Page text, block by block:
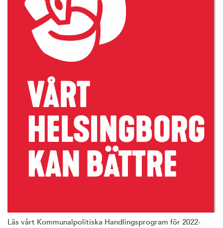
Läs vårt Kommunalpolitiska Handlingsprogram för 2022-